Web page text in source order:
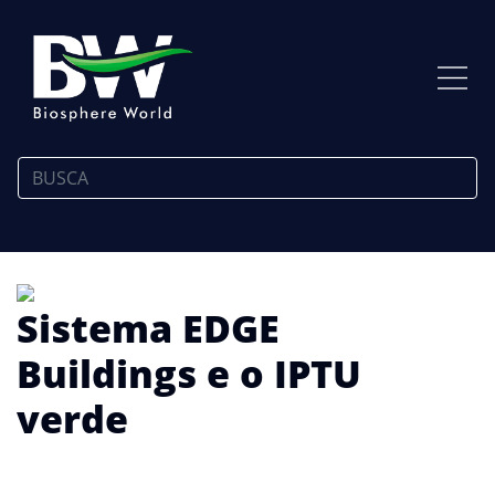
Sistema EDGE
Buildings e o IPTU
verde